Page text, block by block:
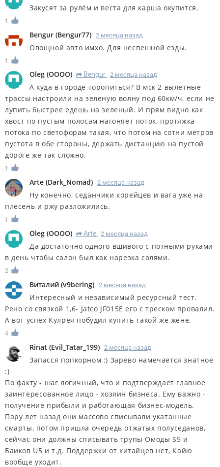
Закусят за рулём и веста для карша окупится.
1
Bengur (Bengur77) 2 месяца назад
Овощной авто имхо. Для неспешной езды.
1
Oleg (OOOO) R Bengur 2 месяца назад
А куда в городе торопиться? В мск 2 вылетные
трассы настроили на зеленую волну под 60км/ч, если не
лупить быстрее едешь на зеленый. И прям видно как
хвост по пустым полосам нагоняет поток, протяжка
потока по светофорам такая, что потом на сотни метров
пустота в обе стороны, держать дистанцию на пустой
дороге же так сложно.
1
Arte (Dark_Nomad) 2 месяца назад
Ну конечно, седанчики корейцев и вага уже на
плесень и ржу разложились.
1
Oleg (OOOO) R Arte 2 месяца назад
Да достаточно одного вшивого с потными руками
в день чтобы салон был как нарезка салями.
2
Виталий (v9bering) 2 месяца назад
Интересный и независимый ресурсный тест.
Рено со связкой 1,6- Jatco JF015E его с треском провалил.
А вот успех Кулрея побудил купить такой же жене.
4
Rinat (Evil_Tatar_199) 2 месяца назад
Запасся попкорном :) Зарево намечается знатное
:)
По факту - шаг логичный, что и подтверждает главное
заинтересованное лицо - хозяин бизнеса. Ему важно -
получение прибыли и работающая бизнес-модель.
Пару лет назад они массово списывали укатанные
смарты, потом пришла очередь отжатых полуседанов,
сейчас они должны списывать трупы Омоды S5 и
Баиков U5 и т.д. Поддержки от китайцев нет, Кайю
вообще уходит.